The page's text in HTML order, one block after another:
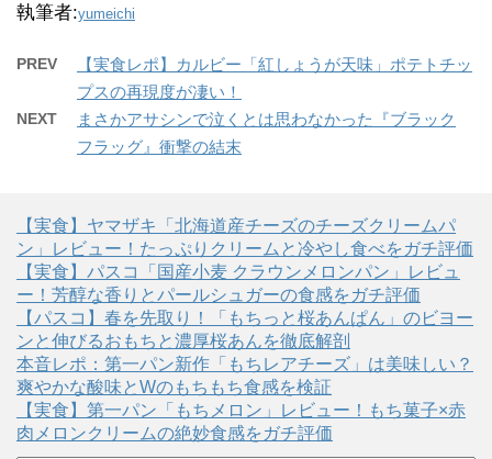
執筆者:yumeichi
PREV
【実食レポ】カルビー「紅しょうが天味」ポテトチッ
プスの再現度が凄い！
NEXT
まさかアサシンで泣くとは思わなかった『ブラック
フラッグ』衝撃の結末
【実食】ヤマザキ「北海道産チーズのチーズクリームパ
ン」レビュー！たっぷりクリームと冷やし食べをガチ評価
【実食】パスコ「国産小麦 クラウンメロンパン」レビュ
ー！芳醇な香りとパールシュガーの食感をガチ評価
【パスコ】春を先取り！「もちっと桜あんぱん」のビヨー
ンと伸びるおもちと濃厚桜あんを徹底解剖
本音レポ：第一パン新作「もちレアチーズ」は美味しい？
爽やかな酸味とWのもちもち食感を検証
【実食】第一パン「もちメロン」レビュー！もち菓子×赤
肉メロンクリームの絶妙食感をガチ評価